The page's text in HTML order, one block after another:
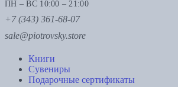
ПН – ВС 10:00 – 21:00
+7 (343) 361-68-07
sale@piotrovsky.store
Книги
Сувениры
Подарочные сертификаты